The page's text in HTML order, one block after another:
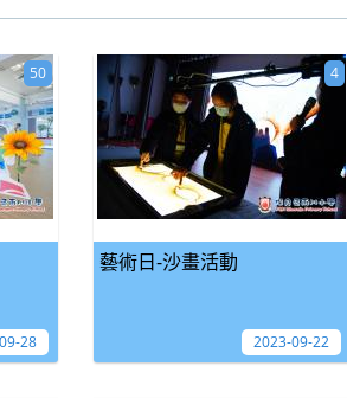
50
28
藝術日-沙畫活動
4
2023-09-22